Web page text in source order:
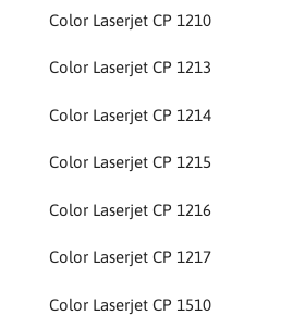
Color Laserjet CP 1210
Color Laserjet CP 1213
Color Laserjet CP 1214
Color Laserjet CP 1215
Color Laserjet CP 1216
Color Laserjet CP 1217
Color Laserjet CP 1510